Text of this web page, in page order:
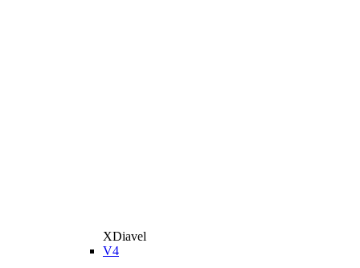
XDiavel
V4